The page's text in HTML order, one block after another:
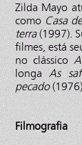
Zilda Mayo
comoCasa
terra(1997).
filmes, está
no clássico
longaAs
pecado
Filmografia